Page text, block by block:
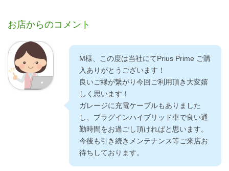
お店からのコメント
M様、この度は当社にてPrius Prime ご購
入ありがとうございます！
良いご縁が繋がり今回ご利用頂き大変嬉
しく思います！
ガレージに充電ケーブルもありました
し、プラグインハイブリッド車で良い通
勤時間をお過ごし頂ければと思います。
今後も引き続きメンテナンス等ご来店お
待ちしております。